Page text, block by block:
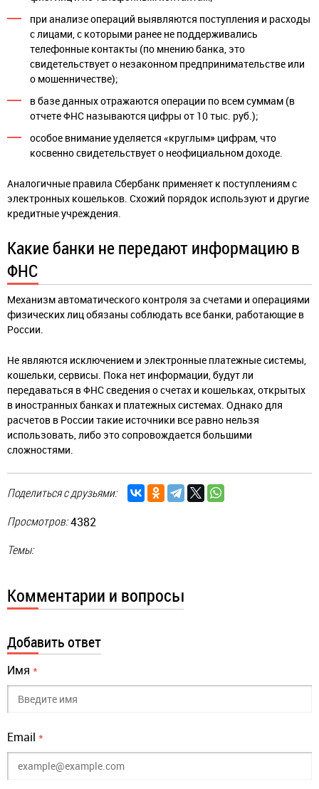
при анализе операций выявляются поступления и расходы
с лицами, с которыми ранее не поддерживались
телефонные контакты (по мнению банка, это
свидетельствует о незаконном предпринимательстве или
о мошенничестве);
в базе данных отражаются операции по всем суммам (в
отчете ФНС называются цифры от 10 тыс. руб.);
особое внимание уделяется «круглым» цифрам, что
косвенно свидетельствует о неофициальном доходе.
Аналогичные правила Сбербанк применяет к поступлениям с
электронных кошельков. Схожий порядок используют и другие
кредитные учреждения.
Какие банки не передают информацию в
ФНС
Механизм автоматического контроля за счетами и операциями
физических лиц обязаны соблюдать все банки, работающие в
России.
Не являются исключением и электронные платежные системы,
кошельки, сервисы. Пока нет информации, будут ли
передаваться в ФНС сведения о счетах и кошельках, открытых
в иностранных банках и платежных системах. Однако для
расчетов в России такие источники все равно нельзя
использовать, либо это сопровождается большими
сложностями.
Поделиться с друзьями:
Просмотров:4382
Темы:
Комментарии и вопросы
Добавить ответ
Имя *
Email *